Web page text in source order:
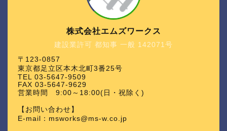
建設業許可 都知事 一般 142071号
株式会社エムズワークス
〒123-0857
東京都足立区本木北町3番25号
TEL 03-5647-9509
FAX 03-5647-9629
営業時間 9:00～18:00(日・祝除く)
【お問い合わせ】
E-mail：msworks@ms-w.co.jp